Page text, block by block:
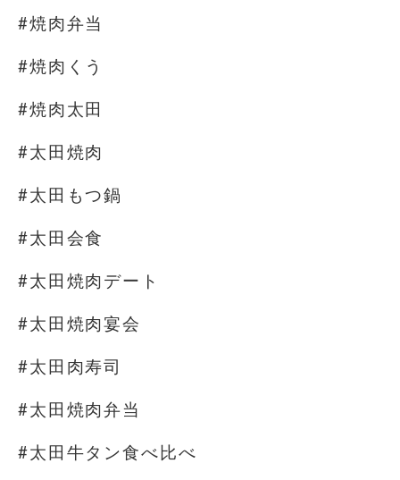
#焼肉弁当
#焼肉くう
#焼肉太田
#太田焼肉
#太田もつ鍋
#太田会食
#太田焼肉デート
#太田焼肉宴会
#太田肉寿司
#太田焼肉弁当
#太田牛タン食べ比べ